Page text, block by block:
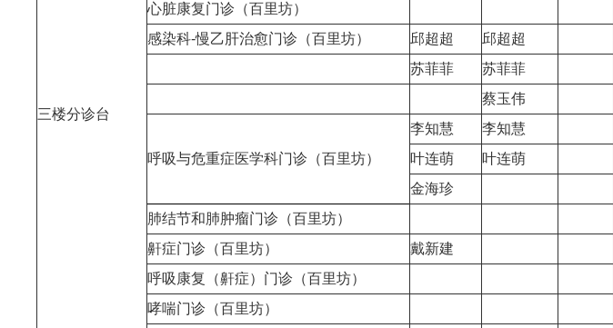
三楼分诊台
心脏康复门诊（百里坊）
感染科-慢乙肝治愈门诊（百里坊）
邱超超 邱超超
苏菲菲
苏菲菲
蔡玉伟
呼吸与危重症医学科门诊（百里坊）
李知慧 李知慧
叶连萌
叶连萌
金海珍
肺结节和肺肿瘤门诊（百里坊）
鼾症门诊（百里坊）
戴新建
呼吸康复（鼾症）门诊（百里坊）
哮喘门诊（百里坊）